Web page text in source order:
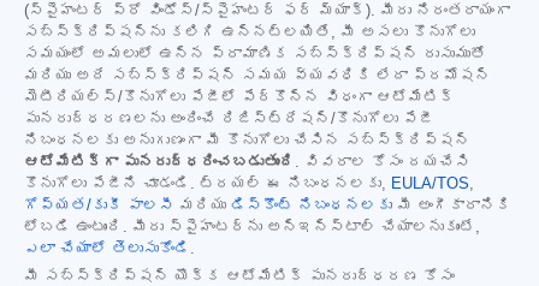
(స్పైహంటర్ ప్రో విండోస్/స్పైహంటర్ ఫర్ మ్యాక్). మీరు నిరంతరాయంగా
సబ్‌స్క్రిప్షన్‌ను కలిగి ఉన్నట్లయితే, మీ అసలు కొనుగోలు
సమయంలో అమలులో ఉన్న ప్రామాణిక సబ్‌స్క్రిప్షన్ రుసుముతో
మరియు అదే సబ్‌స్క్రిప్షన్ సమయ వ్యవధికి లేదా ప్రమోషన్
మెటీరియల్స్/కొనుగోలు పేజీలో పేర్కొన్న విధంగా ఆటోమేటిక్
పునరుద్ధరణలను అందించే రిజిస్ట్రేషన్/కొనుగోలు పేజీ
నిబంధనలకు అనుగుణంగా మీ కొనుగోలు చేసిన సబ్‌స్క్రిప్షన్
ఆటోమేటిక్‌గా పునరుద్ధరించబడుతుంది . వివరాల కోసం దయచేసి
కొనుగోలు పేజీని చూడండి. ట్రయల్ ఈ నిబంధనలకు, EULA/TOS,
గోప్యత/కుకీ పాలసీ మరియు డిస్కౌంట్ నిబంధనలకు మీ అంగీకారానికి
లోబడి ఉంటుంది. మీరు స్పైహంటర్‌ను అన్‌ఇన్‌స్టాల్ చేయాలనుకుంటే,
ఎలా చేయాలో తెలుసుకోండి .
మీ సబ్‌స్క్రిప్షన్ యొక్క ఆటోమేటిక్ పునరుద్ధరణ కోసం